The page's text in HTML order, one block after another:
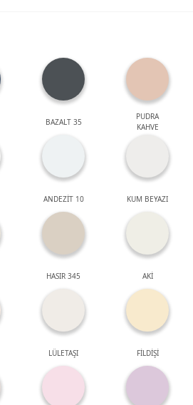
BAZALT 35
PUDRA
KAHVE
ANDEZİT 10 KUM BEYAZI
HASIR 345 AKİ
LÜLETAŞI FİLDİŞİ